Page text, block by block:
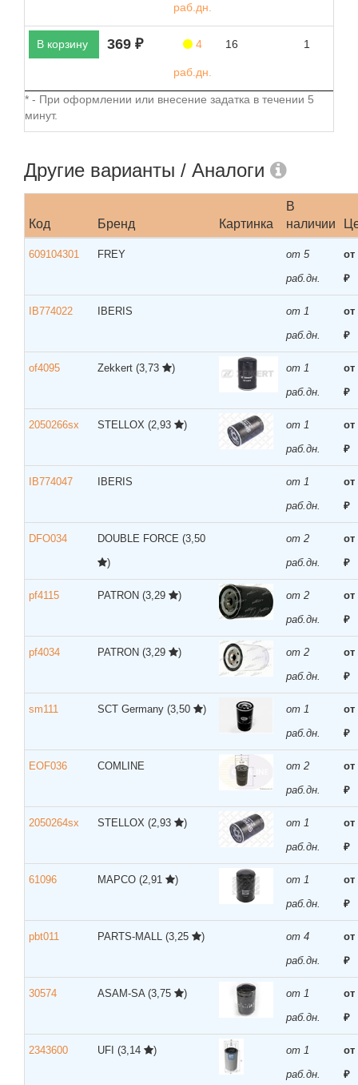
раб.дн.
В корзину 369 ₽ 4
раб.дн.
16 1
* - При оформлении или внесение задатка в течении 5
минут.
Другие варианты / Аналоги
Код Бренд Картинка
В
наличии
609104301 FREY
от 5
раб.дн.
от
₽
IB774022 IBERIS
от 1
раб.дн.
от
₽
of4095 Zekkert (3,73 )
от 1
раб.дн.
от
₽
2050266sx STELLOX (2,93 )
от 1
раб.дн.
от
₽
IB774047 IBERIS
от 1
раб.дн.
от
₽
DFO034 DOUBLE FORCE (3,50
)
от 2
раб.дн.
от
₽
pf4115 PATRON (3,29 )
от 2
раб.дн.
от
₽
pf4034 PATRON (3,29 )
от 2
раб.дн.
от
₽
sm111 SCT Germany (3,50 )
от 1
раб.дн.
от
₽
EOF036 COMLINE
от 2
раб.дн.
от
₽
2050264sx STELLOX (2,93 )
от 1
раб.дн.
от
₽
61096 MAPCO (2,91 )
от 1
раб.дн.
от
₽
pbt011 PARTS-MALL (3,25 )
от 4
раб.дн.
от
₽
30574 ASAM-SA (3,75 )
от 1
раб.дн.
от
₽
2343600 UFI (3,14 )
от 1
раб.дн.
от
₽